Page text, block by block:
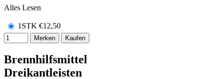
Alles Lesen
1STK €12,50
Merken Kaufen
Brennhilfsmittel
Dreikantleisten